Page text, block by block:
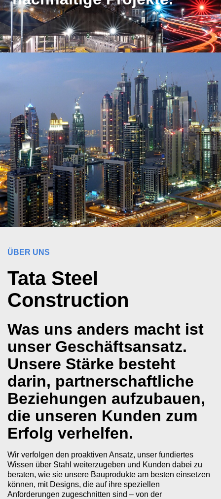
ÜBER UNS
Tata Steel
Construction
Was uns anders macht ist
unser Geschäftsansatz.
Unsere Stärke besteht
darin, partnerschaftliche
Beziehungen aufzubauen,
die unseren Kunden zum
Erfolg verhelfen.
Wir verfolgen den proaktiven Ansatz, unser fundiertes
Wissen über Stahl weiterzugeben und Kunden dabei zu
beraten, wie sie unsere Bauprodukte am besten einsetzen
können, mit Designs, die auf ihre speziellen
Anforderungen zugeschnitten sind – von der